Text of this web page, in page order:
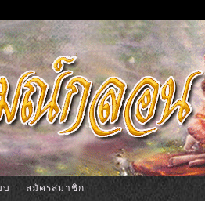
บ สมัครสมาชิก